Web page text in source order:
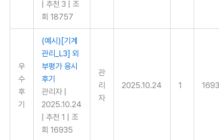
추천 3
조
회 18757
우
수
후
기
(예시)[기계
관리_L3] 외
부평가 응시
후기
관리자
2025.10.24
추천 1
조
회 16935
관
리
자
2025.10.24 1